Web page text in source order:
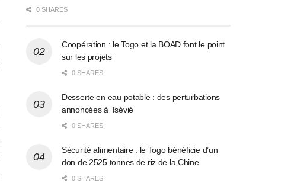
0 SHARES
Coopération : le Togo et la BOAD font le point
sur les projets
0 SHARES
Desserte en eau potable : des perturbations
annoncées à Tsévié
0 SHARES
Sécurité alimentaire : le Togo bénéficie d’un
don de 2525 tonnes de riz de la Chine
0 SHARES